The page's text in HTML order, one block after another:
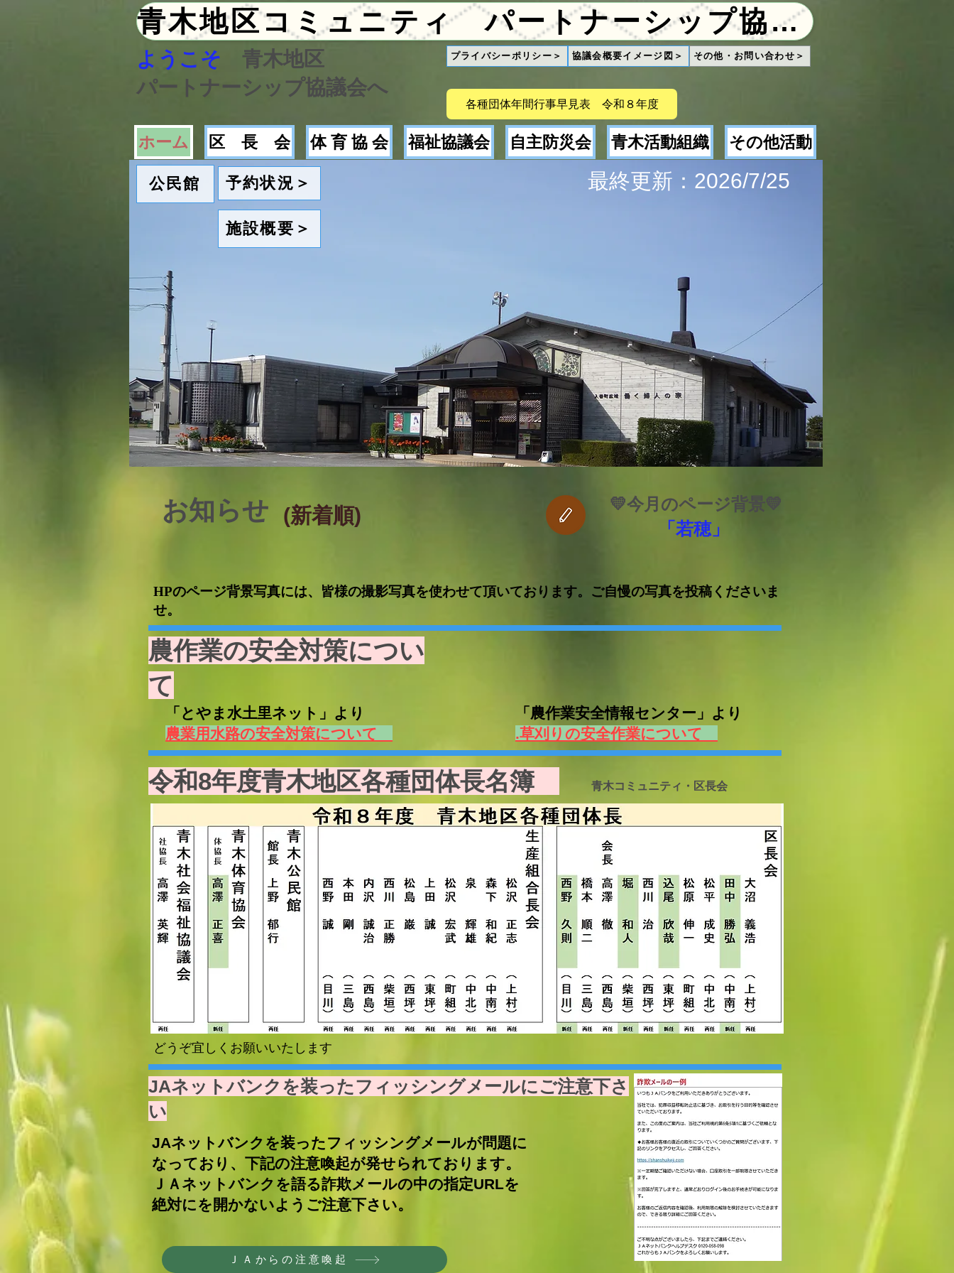
青木地区コミュニティ パートナーシップ協議会
ようこそ 青木地区
​パートナーシップ協議会へ
プライバシーポリシー＞ 協議会概要イメージ図＞ その他・お問い合わせ＞
各種団体年間行事早見表 令和８年度
ホーム 区 長 会 体 育 協 会 福祉協議会 自主防災会 青木活動組織 その他活動
最終更新：2026/7/25
公民館 予約状況＞
施設概要＞
​お知らせ ​(新着順) 💛今月のページ背景💛
「若穂」
HPのページ背景写真には、皆様の撮影写真を使わせて頂いております。ご自慢の写真を投稿くださいま
せ。
​農作業の安全対策につい
て
​ 「とやま水土里ネット」より
農業用水路の安全対策について
​ 「農作業安全情報センター」より
.草刈りの安全作業について
​令和8年度青木地区各種団体長名簿 青木コミュニティ・区長会
どうぞ宜しくお願いいたします
JAネットバンクを装ったフィッシングメールにご注意下さ
い
JAネットバンクを装ったフィッシングメールが問題に
なっており、下記の注意喚起が発せられております。
ＪＡネットバンクを語る詐欺メールの中の指定URLを
絶対にを開かないようご注意下さい。
ＪＡからの注意喚起